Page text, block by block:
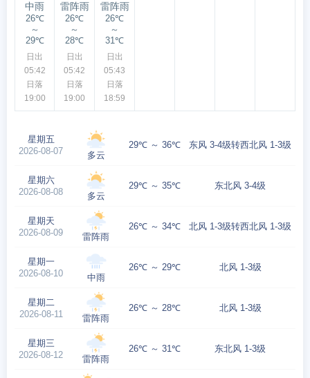
中雨
26℃
～
29℃
日出
05:42
日落
19:00
雷阵雨
26℃
～
28℃
日出
05:42
日落
19:00
雷阵雨
26℃
～
31℃
日出
05:43
日落
18:59
星期五
2026-08-07
多云
29℃ ～ 36℃ 东风 3-4级转西北风 1-3级
星期六
2026-08-08
多云
29℃ ～ 35℃ 东北风 3-4级
星期天
2026-08-09
雷阵雨
26℃ ～ 34℃ 北风 1-3级转西北风 1-3级
星期一
2026-08-10
中雨
26℃ ～ 29℃ 北风 1-3级
星期二
2026-08-11
雷阵雨
26℃ ～ 28℃ 北风 1-3级
星期三
2026-08-12
雷阵雨
26℃ ～ 31℃ 东北风 1-3级